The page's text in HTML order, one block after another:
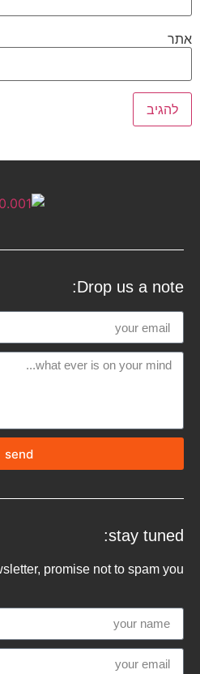
אתר
Drop us a note:
send
stay tuned:
promise not to spam you :)